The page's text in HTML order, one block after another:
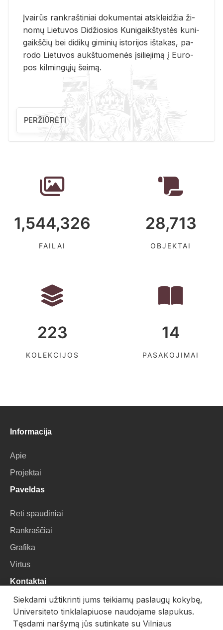
Įvai­rūs rank­raš­ti­niai do­ku­men­tai at­sklei­džia ži­
no­mų Lie­tu­vos Di­džio­sios Ku­ni­gaikš­tys­tės ku­ni­
gaikš­čių bei di­di­kų gi­mi­nių is­to­ri­jos iš­ta­kas, pa­
ro­do Lie­tu­vos aukš­tuo­me­nės įsi­lie­ji­mą į Eu­ro­
pos kil­min­gų­jų šei­mą.
PERŽIŪRĖTI
1,544,326
FAILAI
28,713
OBJEKTAI
223
KOLEKCIJOS
14
PASAKOJIMAI
Informacija
Apie
Projektai
Paveldas
Reti spaudiniai
Rankraščiai
Grafika
Virtus
Kontaktai
VU Biblioteka
Universiteto g. 3, LT-01122, Vilnius
Siekdami užtikrinti jums teikiamų paslaugų kokybę,
Universiteto tinklalapiuose naudojame slapukus.
Tęsdami naršymą jūs sutinkate su Vilniaus